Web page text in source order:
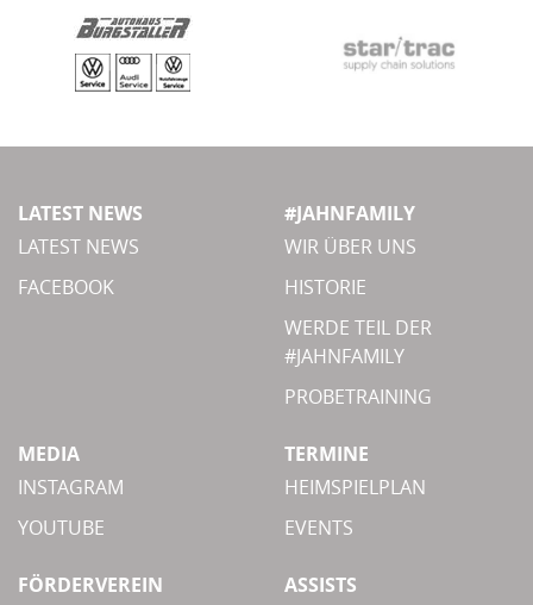
LATEST NEWS
LATEST NEWS
FACEBOOK
#JAHNFAMILY
WIR ÜBER UNS
HISTORIE
WERDE TEIL DER
#JAHNFAMILY
PROBETRAINING
MEDIA
INSTAGRAM
YOUTUBE
TERMINE
HEIMSPIELPLAN
EVENTS
FÖRDERVEREIN
ASSISTS